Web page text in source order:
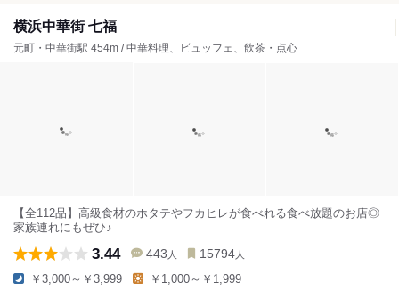
横浜中華街 七福
元町・中華街駅 454m / 中華料理、ビュッフェ、飲茶・点心
【全112品】高級食材のホタテやフカヒレが食べれる食べ放題のお店◎
家族連れにもぜひ♪
3.44 443 人 15794 人
￥3,000～￥3,999 ￥1,000～￥1,999